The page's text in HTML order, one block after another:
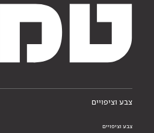
צבע וציפויים
צבע וציפויים